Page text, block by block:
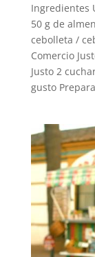
Ingredientes
50 g de
cebolleta /
Comercio
Justo 2
gusto